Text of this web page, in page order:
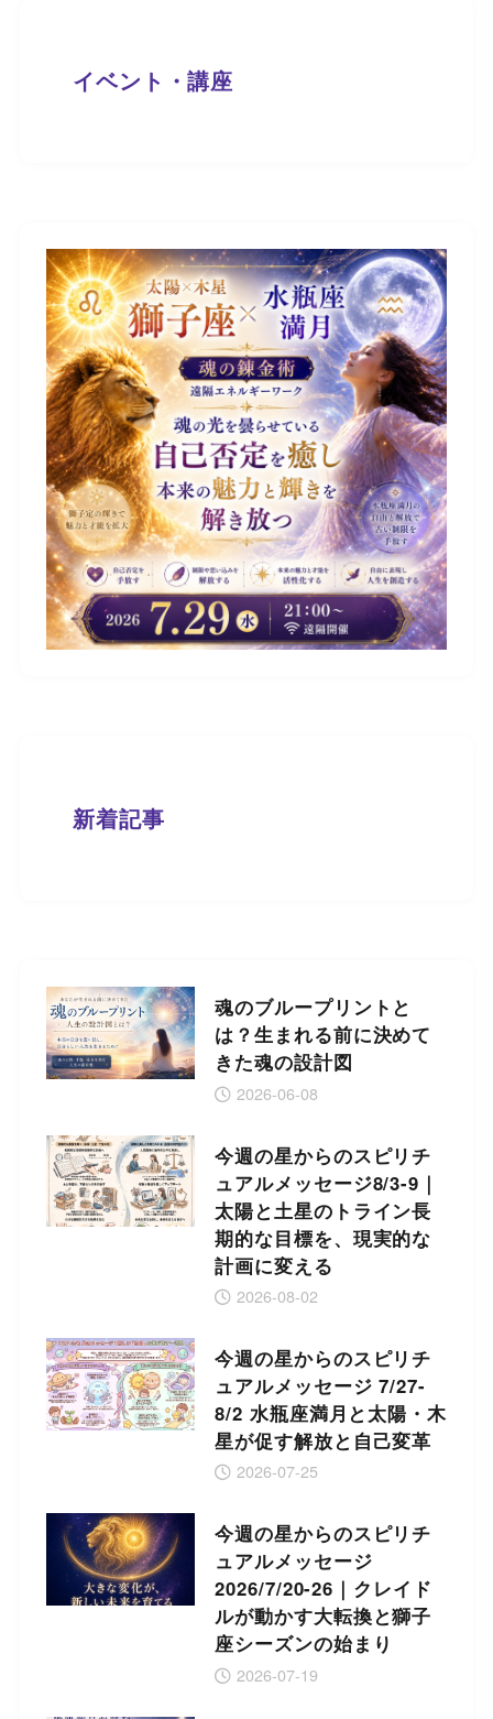
イベント・講座
新着記事
魂のブループリントと
は？生まれる前に決めて
きた魂の設計図
2026-06-08
今週の星からのスピリチ
ュアルメッセージ8/3-9｜
太陽と土星のトライン長
期的な目標を、現実的な
計画に変える
2026-08-02
今週の星からのスピリチ
ュアルメッセージ 7/27-
8/2 水瓶座満月と太陽・木
星が促す解放と自己変革
2026-07-25
今週の星からのスピリチ
ュアルメッセージ
2026/7/20-26｜クレイド
ルが動かす大転換と獅子
座シーズンの始まり
2026-07-19